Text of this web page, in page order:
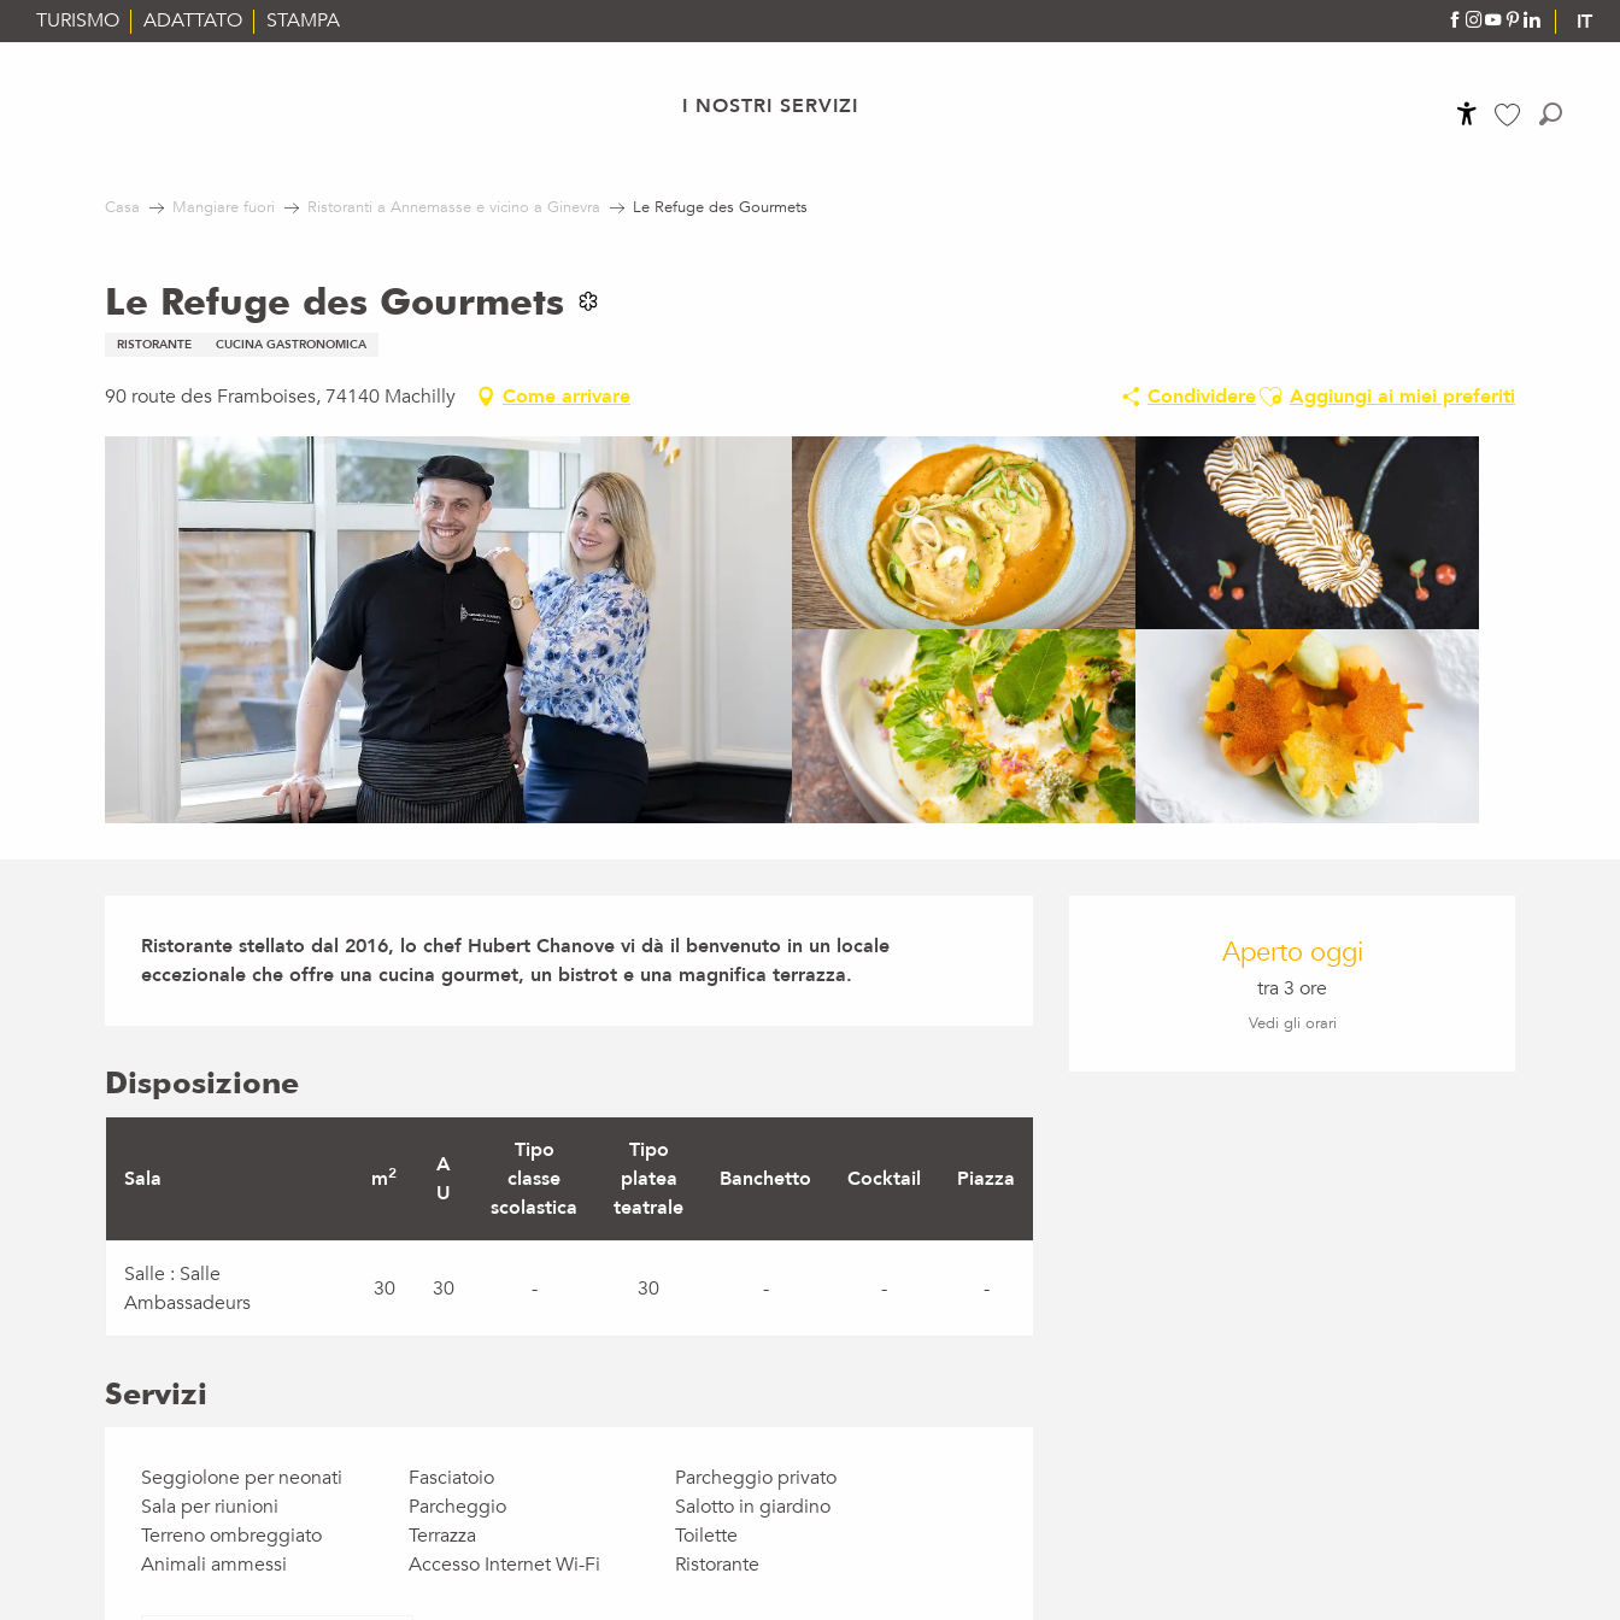
Aller
au
IT
TURISMO ADATTATO STAMPA
I NOSTRI SERVIZI
Casa Mangiare fuori Ristoranti a Annemasse e vicino a Ginevra Le Refuge des Gourmets
Le Refuge des Gourmets
RISTORANTE CUCINA GASTRONOMICA
90 route des Framboises, 74140 Machilly Come arrivare CondividereAjouter aux favoris
Aggiungi ai miei preferiti
Orari e contatti
Aperto oggi
tra 3 ore
Vedi gli orari
Descrizione
Ristorante stellato dal 2016, lo chef Hubert Chanove vi dà il benvenuto in un locale
eccezionale che offre una cucina gourmet, un bistrot e una magnifica terrazza.
Disposizione
Sala m2
A
U
Tipo
classe
scolastica
Tipo
platea
teatrale
Banchetto Cocktail Piazza
Salle : Salle
Ambassadeurs
30 30 - 30 - - -
Servizi
Seggiolone per neonati Fasciatoio
Parcheggio privato
Sala per riunioni
Parcheggio
Salotto in giardino
Terreno ombreggiato
Terrazza
Toilette
Animali ammessi
Accesso Internet Wi-Fi Ristorante